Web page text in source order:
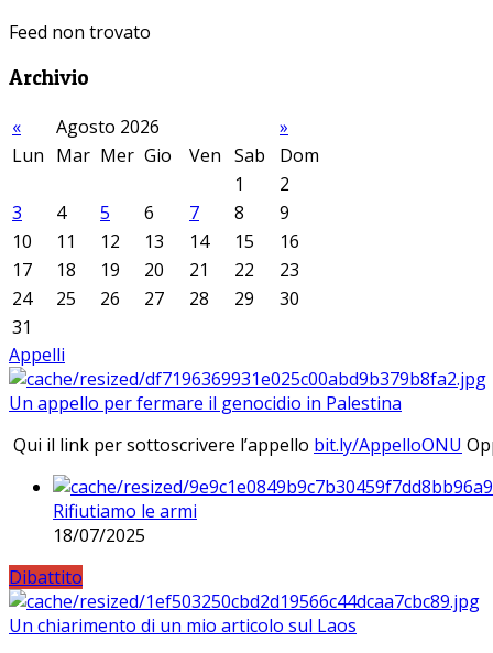
Feed non trovato
Archivio
« Agosto 2026
»
Lun Mar Mer Gio Ven Sab
Dom
1
2
3
4 5 6 7 8
9
10
11 12 13 14 15
16
17
18 19 20 21 22
23
24
25 26 27 28 29
30
31
Appelli
Un appello per fermare il genocidio in Palestina
Qui il link per sottoscrivere l’appello bit.ly/AppelloONU
Rifiutiamo le armi
18/07/2025
Dibattito
Un chiarimento di un mio articolo sul Laos